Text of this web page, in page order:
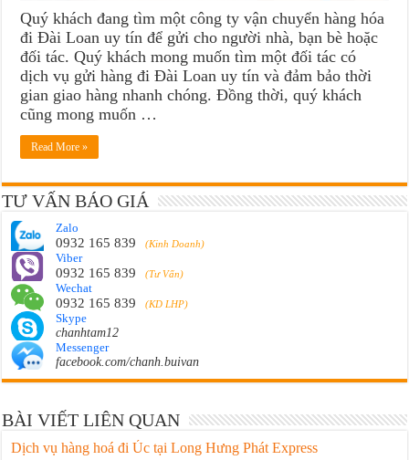
Quý khách đang tìm một công ty vận chuyển hàng hóa
đi Đài Loan uy tín để gửi cho người nhà, bạn bè hoặc
đối tác. Quý khách mong muốn tìm một đối tác có
dịch vụ gửi hàng đi Đài Loan uy tín và đảm bảo thời
gian giao hàng nhanh chóng. Đồng thời, quý khách
cũng mong muốn …
Read More »
TƯ VẤN BÁO GIÁ
Zalo
0932 165 839 (Kinh Doanh)
Viber
0932 165 839 (Tư Vấn)
Wechat
0932 165 839 (KD LHP)
Skype
chanhtam12
Messenger
facebook.com/chanh.buivan
BÀI VIẾT LIÊN QUAN
Dịch vụ hàng hoá đi Úc tại Long Hưng Phát Express